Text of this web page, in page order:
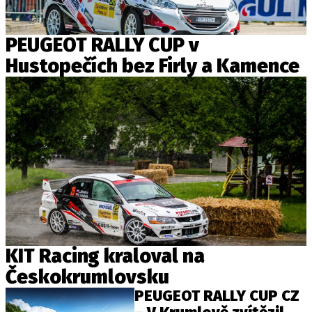
ČEŠI V AKCI
FIA CEZ & POHÁRY
MEZINÁRODNÍ SCÉNA
SLEDUJTE NÁS NA|
Máte příběh, fotku nebo video?
Pošlete e-mail na autoroad.cz
ETICKÝ KODEX
KONTAKT
VYDAVATEL
INZERCE
OSOBNÍ ÚDAJE / COOKIES
PEUGEOT RALLY CUP v
Hustopečích bez Firly a Kamence
KIT Racing kraloval na
Českokrumlovsku
PEUGEOT RALLY CUP CZ